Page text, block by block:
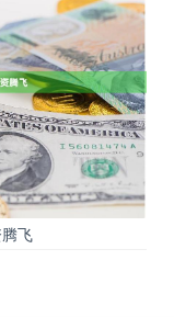
网，安全可靠
借入资金，放大投资
益，但同时也伴随着
高收益，谨慎投资
者以较少的自有资金
杠杆、高收益的潜在
飞